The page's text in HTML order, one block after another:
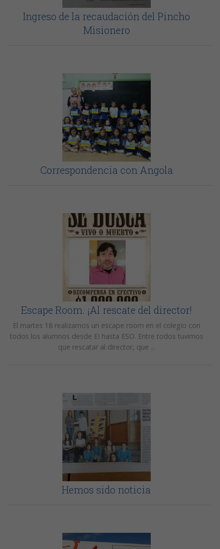
Ingreso de la recaudación del Pincho
Misionero
Correspondencia con Angola
Escape Room. ¡Al rescate del director!
El martes 18 realizamos un escape room en el colegio con
todos los alumnos desde EI hasta ESO. Entre todos tuvimos
que rescatar al director, que ...
Hemos sido noticia